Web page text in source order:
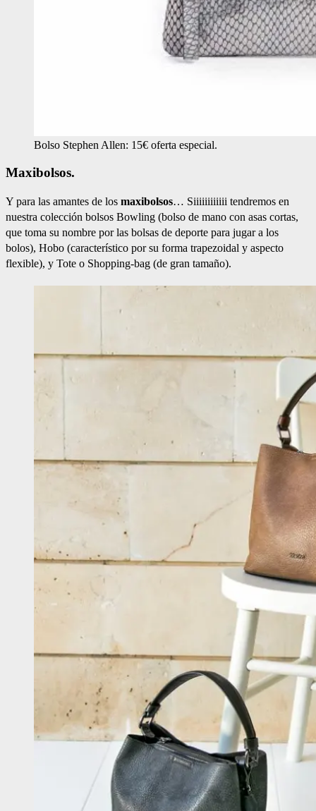
Bolso Stephen Allen: 15€ oferta especial.
Maxibolsos.
Y para las amantes de los maxibolsos… Siiiiiiiiiiii tendremos en
nuestra colección bolsos Bowling (bolso de mano con asas cortas,
que toma su nombre por las bolsas de deporte para jugar a los
bolos), Hobo (característico por su forma trapezoidal y aspecto
flexible), y Tote o Shopping-bag (de gran tamaño).